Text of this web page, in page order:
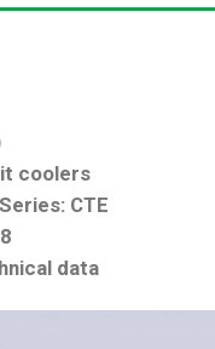
coolers
CTE
data